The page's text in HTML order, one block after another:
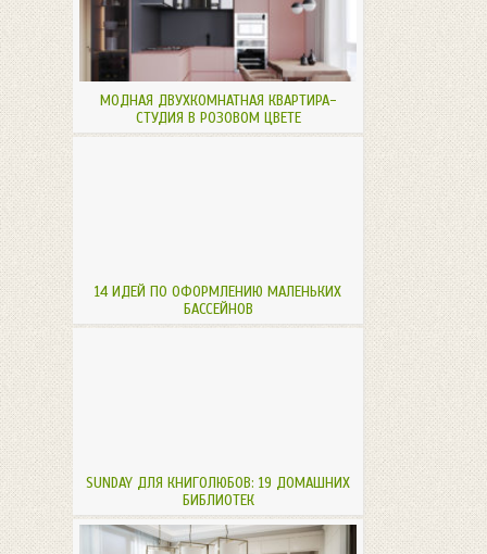
МОДНАЯ ДВУХКОМНАТНАЯ КВАРТИРА-
СТУДИЯ В РОЗОВОМ ЦВЕТЕ
14 ИДЕЙ ПО ОФОРМЛЕНИЮ МАЛЕНЬКИХ
БАССЕЙНОВ
SUNDAY ДЛЯ КНИГОЛЮБОВ: 19 ДОМАШНИХ
БИБЛИОТЕК